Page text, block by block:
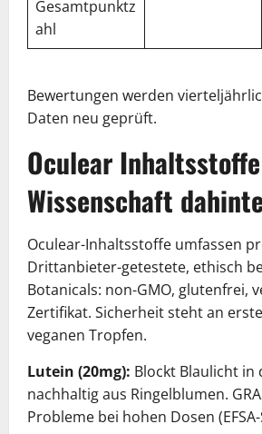
Gesamtpunktz
ahl
Bewertungen werden
Daten neu geprüft.
Oculear
Wissenschaft
Oculear-Inhaltsstoffe umfassen
Drittanbieter-getestete, ethisch
Botanicals: non-GMO, glutenfrei,
Zertifikat. Sicherheit steht an
veganen Tropfen.
Lutein (20mg): Blockt Blaulicht in
nachhaltig aus Ringelblumen.
Probleme bei hohen Dosen